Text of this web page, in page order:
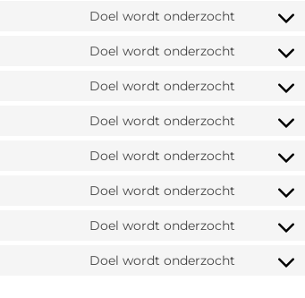
Doel wordt onderzocht
Doel wordt onderzocht
Doel wordt onderzocht
Doel wordt onderzocht
Doel wordt onderzocht
Doel wordt onderzocht
Doel wordt onderzocht
Doel wordt onderzocht